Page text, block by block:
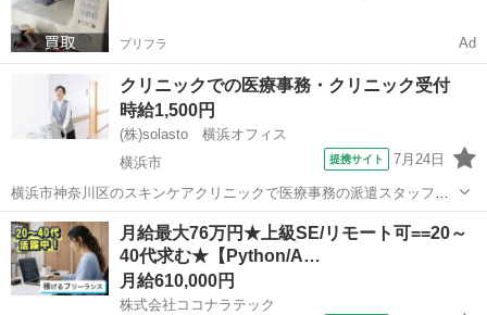
プリフラ Ad
クリニックでの医療事務・クリニック受付
時給1,500円
(株)solasto 横浜オフィス
横浜市
提携サイト 7月24日
横浜市神奈川区のスキンケアクリニックで医療事務の派遣スタッフ求
人募集です。 横浜駅 徒歩2分の好立地。院内もキレイで清潔感のある
環境でお仕事できます。 週2日～3日の中で勤務相談可☆ 扶養内勤務も
可能なので、家庭やプライベ...
神奈川 横浜市 データ入力
月給最大76万円★上級SE/リモート可==20～
40代求む★【Python/A…
月給610,000円
株式会社ココナラテック